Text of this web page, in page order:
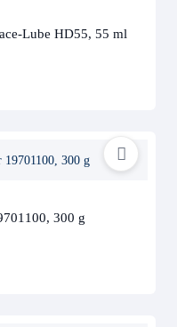
Lube HD55, 55 ml
300 g